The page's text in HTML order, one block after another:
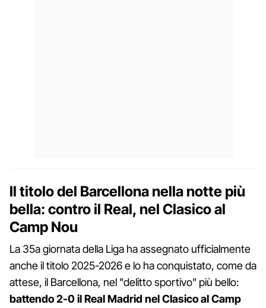
Il titolo del Barcellona nella notte più
bella: contro il Real, nel Clasico al
Camp Nou
La 35a giornata della Liga ha assegnato ufficialmente
anche il titolo 2025-2026 e lo ha conquistato, come da
attese, il Barcellona, nel "delitto sportivo" più bello:
battendo 2-0 il Real Madrid nel Clasico al Camp